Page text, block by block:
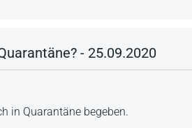
- 25.09.2020
in Quarantäne begeben.